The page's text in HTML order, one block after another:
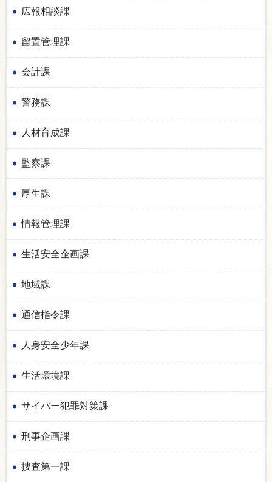
広報相談課
留置管理課
会計課
警務課
人材育成課
監察課
厚生課
情報管理課
生活安全企画課
地域課
通信指令課
人身安全少年課
生活環境課
サイバー犯罪対策課
刑事企画課
捜査第一課